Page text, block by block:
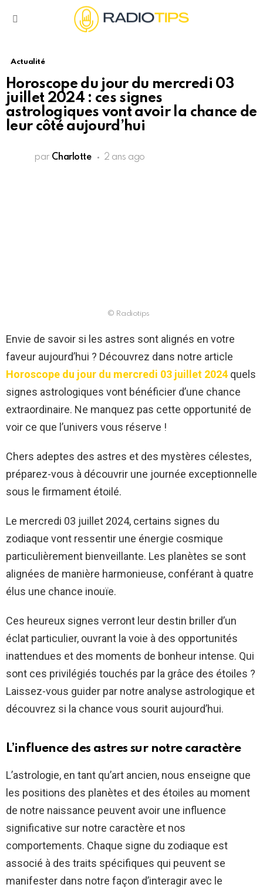
Actualité
Horoscope du jour du mercredi 03
juillet 2024 : ces signes
astrologiques vont avoir la chance de
leur côté aujourd’hui
par Charlotte 2 ans ago
© Radiotips
Envie de savoir si les astres sont alignés en votre
faveur aujourd’hui ? Découvrez dans notre article
Horoscope du jour du mercredi 03 juillet 2024 quels
signes astrologiques vont bénéficier d’une chance
extraordinaire. Ne manquez pas cette opportunité de
voir ce que l’univers vous réserve !
Chers adeptes des astres et des mystères célestes,
préparez-vous à découvrir une journée exceptionnelle
sous le firmament étoilé.
Le mercredi 03 juillet 2024, certains signes du
zodiaque vont ressentir une énergie cosmique
particulièrement bienveillante. Les planètes se sont
alignées de manière harmonieuse, conférant à quatre
élus une chance inouïe.
Ces heureux signes verront leur destin briller d’un
éclat particulier, ouvrant la voie à des opportunités
inattendues et des moments de bonheur intense. Qui
sont ces privilégiés touchés par la grâce des étoiles ?
Laissez-vous guider par notre analyse astrologique et
découvrez si la chance vous sourit aujourd’hui.
L’influence des astres sur notre caractère
L’astrologie, en tant qu’art ancien, nous enseigne que
les positions des planètes et des étoiles au moment
de notre naissance peuvent avoir une influence
significative sur notre caractère et nos
comportements. Chaque signe du zodiaque est
associé à des traits spécifiques qui peuvent se
manifester dans notre façon d’interagir avec le